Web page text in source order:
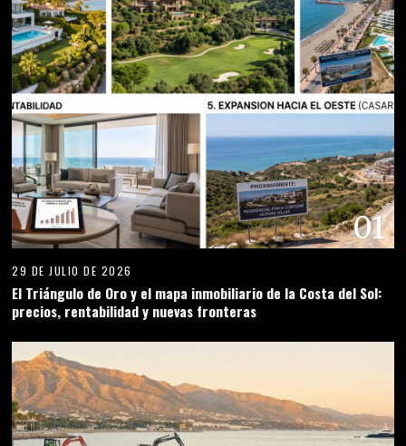
01
29 DE JULIO DE 2026
El Triángulo de Oro y el mapa inmobiliario de la Costa del Sol:
precios, rentabilidad y nuevas fronteras